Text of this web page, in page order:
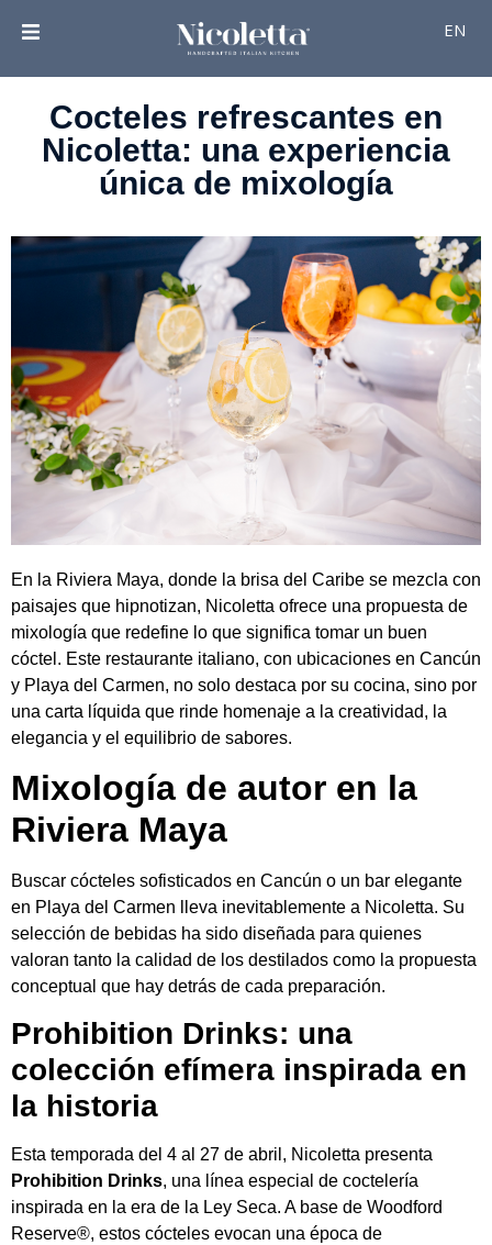
EN
Cocteles refrescantes en
Nicoletta: una experiencia
única de mixología
En la Riviera Maya, donde la brisa del Caribe se mezcla con
paisajes que hipnotizan, Nicoletta ofrece una propuesta de
mixología que redefine lo que significa tomar un buen
cóctel. Este restaurante italiano, con ubicaciones en Cancún
y Playa del Carmen, no solo destaca por su cocina, sino por
una carta líquida que rinde homenaje a la creatividad, la
elegancia y el equilibrio de sabores.
Mixología de autor en la
Riviera Maya
Buscar cócteles sofisticados en Cancún o un bar elegante
en Playa del Carmen lleva inevitablemente a Nicoletta. Su
selección de bebidas ha sido diseñada para quienes
valoran tanto la calidad de los destilados como la propuesta
conceptual que hay detrás de cada preparación.
Prohibition Drinks: una
colección efímera inspirada en
la historia
Esta temporada del 4 al 27 de abril, Nicoletta presenta
Prohibition Drinks, una línea especial de coctelería
inspirada en la era de la Ley Seca. A base de Woodford
Reserve®, estos cócteles evocan una época de